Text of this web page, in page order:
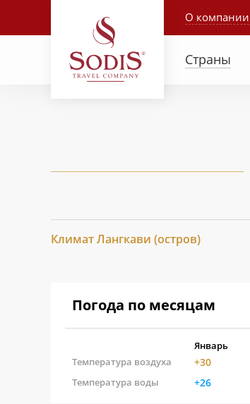
О компании
Страны
Климат Лангкави (остров)
Погода по месяцам
Январь
Температура воздуха
+30
Температура воды +26